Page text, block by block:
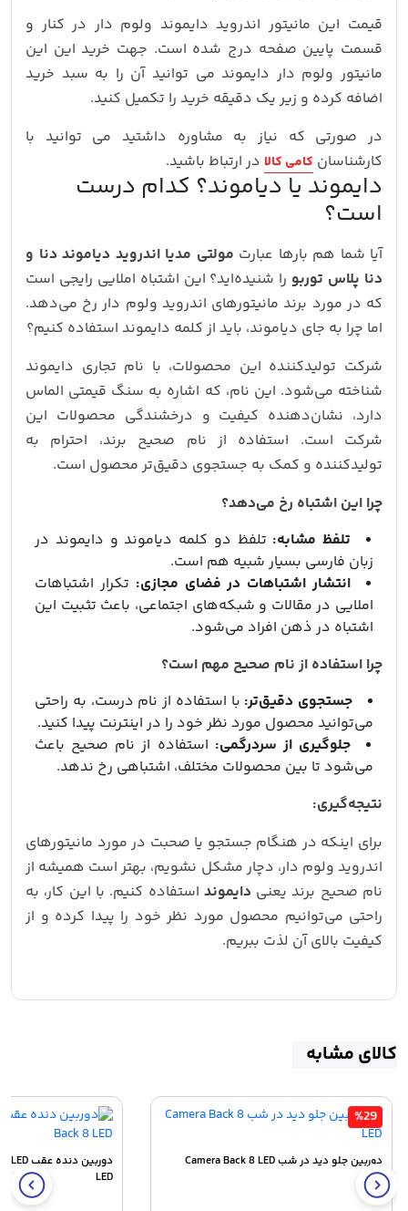
قیمت این مانیتور اندروید دایموند ولوم دار در کنار و
قسمت پایین صفحه درج شده است. جهت خرید این این
مانیتور ولوم دار دایموند می توانید آن را به سبد خرید
اضافه کرده و زیر یک دقیقه خرید را تکمیل کنید.
در صورتی که نیاز به مشاوره داشتید می توانید با
کارشناسان کامی کالا در ارتباط باشید.
دایموند یا دیاموند؟ کدام درست
است؟
آیا شما هم بارها عبارت مولتی مدیا اندروید دیاموند دنا و
دنا پلاس توربو را شنیده‌اید؟ این اشتباه املایی رایجی است
که در مورد برند مانیتورهای اندروید ولوم دار رخ می‌دهد.
اما چرا به جای دیاموند، باید از کلمه دایموند استفاده کنیم؟
شرکت تولیدکننده این محصولات، با نام تجاری دایموند
شناخته می‌شود. این نام، که اشاره به سنگ قیمتی الماس
دارد، نشان‌دهنده کیفیت و درخشندگی محصولات این
شرکت است. استفاده از نام صحیح برند، احترام به
تولیدکننده و کمک به جستجوی دقیق‌تر محصول است.
چرا این اشتباه رخ می‌دهد؟
تلفظ مشابه: تلفظ دو کلمه دیاموند و دایموند در
زبان فارسی بسیار شبیه هم است.
انتشار اشتباهات در فضای مجازی: تکرار اشتباهات
املایی در مقالات و شبکه‌های اجتماعی، باعث تثبیت این
اشتباه در ذهن افراد می‌شود.
چرا استفاده از نام صحیح مهم است؟
جستجوی دقیق‌تر: با استفاده از نام درست، به راحتی
می‌توانید محصول مورد نظر خود را در اینترنت پیدا کنید.
جلوگیری از سردرگمی: استفاده از نام صحیح باعث
می‌شود تا بین محصولات مختلف، اشتباهی رخ ندهد.
نتیجه‌گیری:
برای اینکه در هنگام جستجو یا صحبت در مورد مانیتورهای
اندروید ولوم دار، دچار مشکل نشویم، بهتر است همیشه از
نام صحیح برند یعنی دایموند استفاده کنیم. با این کار، به
راحتی می‌توانیم محصول مورد نظر خود را پیدا کرده و از
کیفیت بالای آن لذت ببریم.
کالای مشابه
%29
دوربین جلو دید در شب Camera Back 8 LED
LED